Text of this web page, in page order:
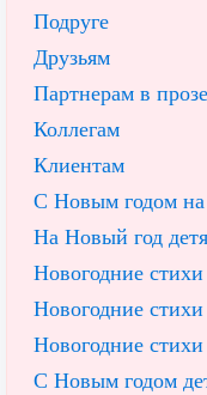
Подруге
Друзьям
Партнерам в прозе
Коллегам
Клиентам
С Новым годом на
На Новый год
Новогодние
Новогодние
Новогодние
С Новым годом